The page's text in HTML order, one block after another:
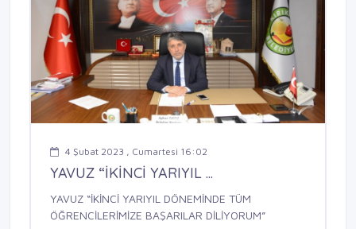
4 Şubat 2023 , Cumartesi 16:02
YAVUZ “İKİNCİ YARIYIL ...
YAVUZ “İKİNCİ YARIYIL DÖNEMİNDE TÜM
ÖĞRENCİLERİMİZE BAŞARILAR DİLİYORUM”